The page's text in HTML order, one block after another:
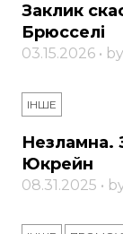
Заклик
Брюсселі
03.15.2026 • by
ІНШЕ
Незламна.
Юкрейн
08.31.2025 •